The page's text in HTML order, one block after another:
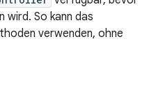
wird. So kann das
verwenden, ohne